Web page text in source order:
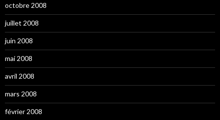
octobre 2008
juillet 2008
juin 2008
mai 2008
avril 2008
mars 2008
février 2008